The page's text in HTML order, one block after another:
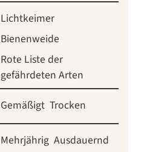
Lichtkeimer
Bienenweide
Rote Liste der
gefährdeten Arten
Gemäßigt Trocken
Mehrjährig Ausdauernd